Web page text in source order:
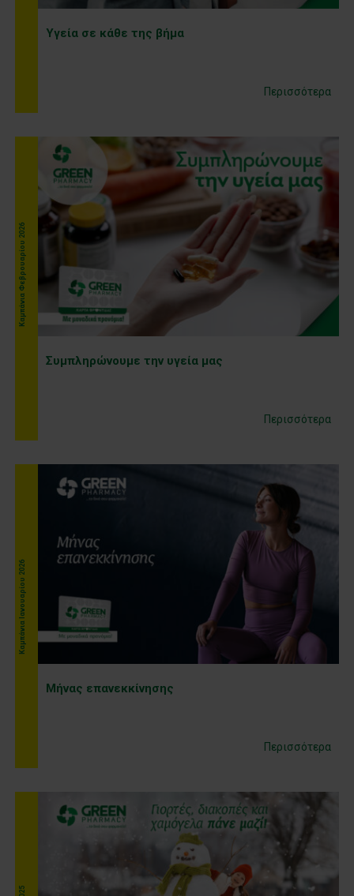
Υγεία σε κάθε της βήμα
Περισσότερα
Kαμπάνια Φεβρουαρίου 2026
Συμπληρώνουμε την υγεία μας
Περισσότερα
Kαμπάνια Ιανουαρίου 2026
Μήνας επανεκκίνησης
Περισσότερα